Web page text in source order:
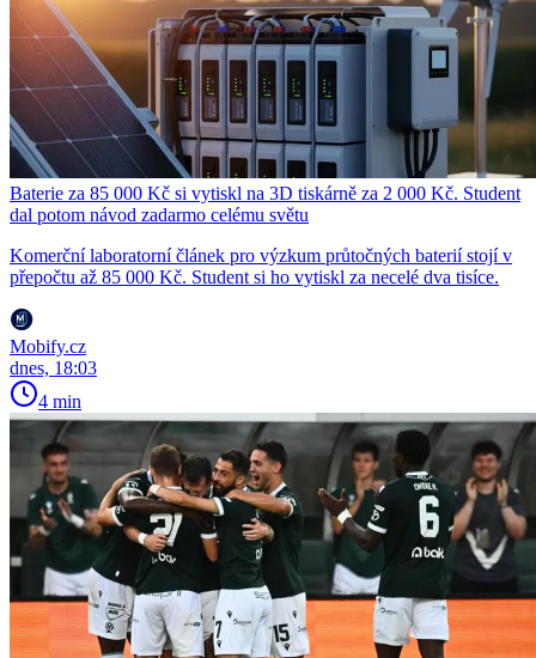
Baterie za 85 000 Kč si vytiskl na 3D tiskárně za 2 000 Kč. Student
dal potom návod zadarmo celému světu
Komerční laboratorní článek pro výzkum průtočných baterií stojí v
přepočtu až 85 000 Kč. Student si ho vytiskl za necelé dva tisíce.
Mobify.cz
dnes, 18:03
4 min